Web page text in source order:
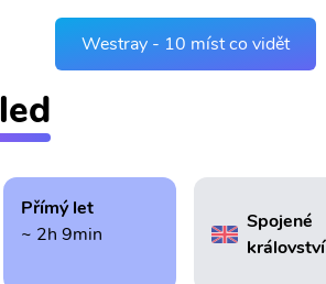
Westray - 10 míst co vidět
Přímý let
~ 2h 9min
Spojené
království